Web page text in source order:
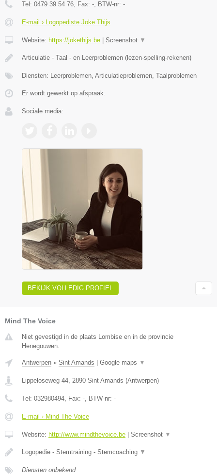
Tel: 0479 39 54 76, Fax: -, BTW-nr: -
E-mail › Logopediste Joke Thijs
Website: https://jokethijs.be Screenshot ▼
Articulatie - Taal - en Leerproblemen (lezen-spelling-rekenen)
Diensten: Leerproblemen, Articulatieproblemen, Taalproblemen
Er wordt gewerkt op afspraak.
Sociale media:
BEKIJK VOLLEDIG PROFIEL
Mind The Voice
Niet gevestigd in de plaats Lombise en in de provincie
Henegouwen.
Antwerpen » Sint Amands Google maps ▼
Lippeloseweg 44, 2890 Sint Amands (Antwerpen)
Tel: 032980494, Fax: -, BTW-nr: -
E-mail › Mind The Voice
Website: http://www.mindthevoice.be Screenshot ▼
Logopedie - Stemtraining - Stemcoaching ▼
Diensten onbekend